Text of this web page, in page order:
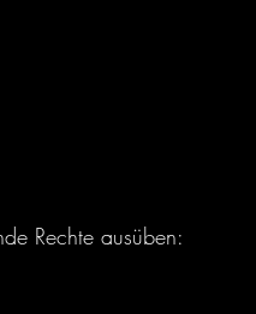
Rechte ausüben: